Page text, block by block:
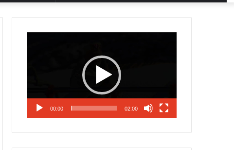
for
Article
00:00 02:00